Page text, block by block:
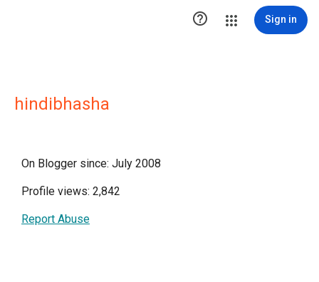
 Sign in
hindibhasha
On Blogger since: July 2008
Profile views: 2,842
Report Abuse